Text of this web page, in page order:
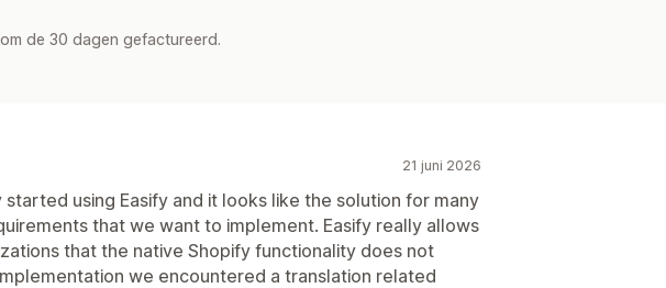
de 30 dagen gefactureerd.
21 juni 2026
using Easify and it looks like the solution for many
that we want to implement. Easify really allows
that the native Shopify functionality does not
we encountered a translation related